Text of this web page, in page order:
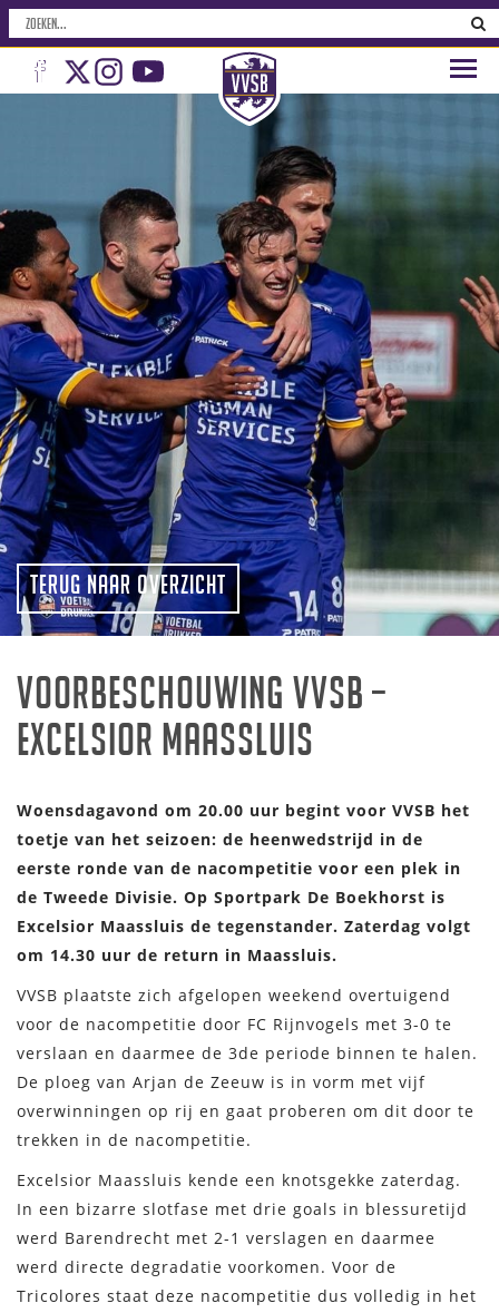
Terug naar overzicht
Voorbeschouwing VVSB –
Excelsior Maassluis
Woensdagavond om 20.00 uur begint voor VVSB het
toetje van het seizoen: de heenwedstrijd in de
eerste ronde van de nacompetitie voor een plek in
de Tweede Divisie. Op Sportpark De Boekhorst is
Excelsior Maassluis de tegenstander. Zaterdag volgt
om 14.30 uur de return in Maassluis.
VVSB plaatste zich afgelopen weekend overtuigend
voor de nacompetitie door FC Rijnvogels met 3-0 te
verslaan en daarmee de 3de periode binnen te halen.
De ploeg van Arjan de Zeeuw is in vorm met vijf
overwinningen op rij en gaat proberen om dit door te
trekken in de nacompetitie.
Excelsior Maassluis kende een knotsgekke zaterdag.
In een bizarre slotfase met drie goals in blessuretijd
werd Barendrecht met 2-1 verslagen en daarmee
werd directe degradatie voorkomen. Voor de
Tricolores staat deze nacompetitie dus volledig in het